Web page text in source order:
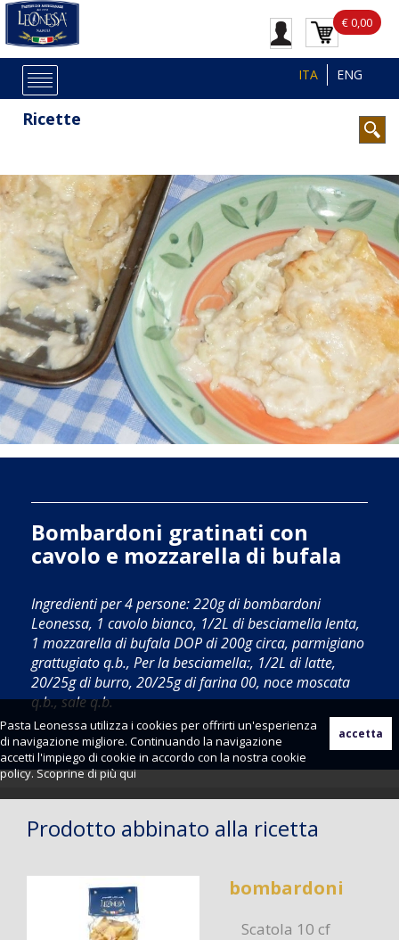
Pasta Leonessa utilizza i cookies per offrirti un'esperienza
di navigazione migliore. Continuando la navigazione
accetti l'impiego di cookie in accordo con la nostra cookie
policy. Scoprine di piùqui
€ 0,00
ITA ENG
Ricette
Bombardoni gratinati con
cavolo e mozzarella di bufala
Ingredienti per 4 persone: 220g di bombardoni
Leonessa, 1 cavolo bianco, 1/2L di besciamella lenta,
1 mozzarella di bufala DOP di 200g circa, parmigiano
grattugiato q.b., Per la besciamella:, 1/2L di latte,
20/25g di burro, 20/25g di farina 00, noce moscata
q.b., sale q.b.
Prodotto abbinato alla ricetta
bombardoni
Scatola 10 cf